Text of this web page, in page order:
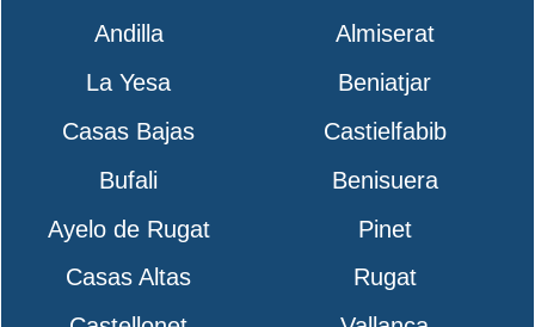
Andilla
Almiserat
La Yesa
Beniatjar
Casas Bajas
Castielfabib
Bufali
Benisuera
Ayelo de Rugat
Pinet
Casas Altas
Rugat